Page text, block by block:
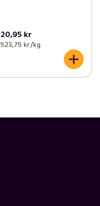
20,95 kr
523,75 kr /kg